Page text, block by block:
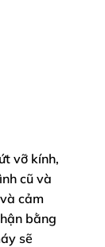
vỡ kính,
cũ và
cảm
bằng
sẽ